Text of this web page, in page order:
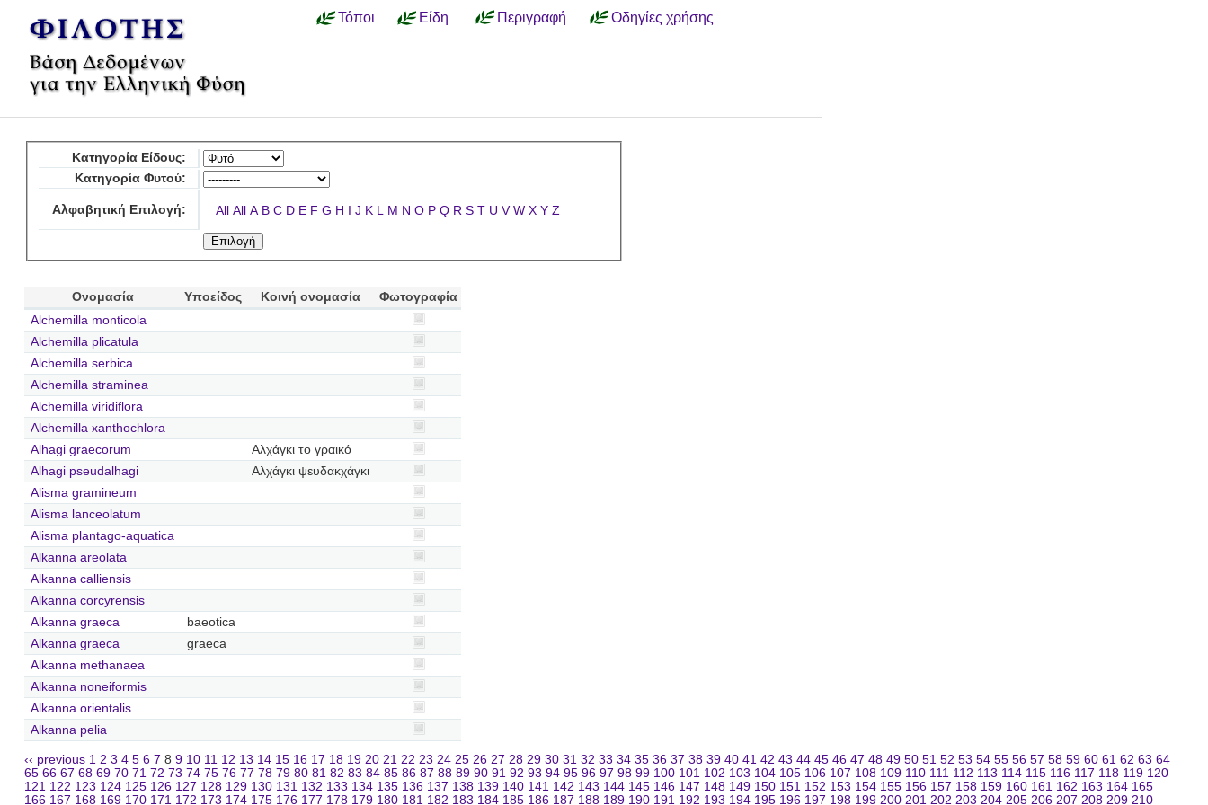
Τόποι Είδη Περιγραφή Οδηγίες χρήσης
Κατηγορία Είδους:
Κατηγορία Φυτού:
Αλφαβητική Επιλογή: All All A B C D E F G H I J K L M N O P Q R S T U V W X Y Z
Ονομασία Υποείδος Κοινή ονομασία
Φωτογραφία
Alchemilla monticola
Alchemilla plicatula
Alchemilla serbica
Alchemilla straminea
Alchemilla viridiflora
Alchemilla xanthochlora
Alhagi graecorum
Αλχάγκι το γραικό
Alhagi pseudalhagi
Αλχάγκι ψευδακχάγκι
Alisma gramineum
Alisma lanceolatum
Alisma plantago-aquatica
Alkanna areolata
Alkanna calliensis
Alkanna corcyrensis
Alkanna graeca
baeotica
Alkanna graeca
graeca
Alkanna methanaea
Alkanna noneiformis
Alkanna orientalis
Alkanna pelia
‹‹ previous 1 2 3 4 5 6 7 8 9 10 11 12 13 14 15 16 17 18 19 20 21 22 23 24 25 26 27 28 29 30 31 32 33 34 35 36 37 38 39 40 41 42 43 44 45 46 47 48 49 50 51 52 53 54 55 56 57 58 59 60 61 62 63 64
65 66 67 68 69 70 71 72 73 74 75 76 77 78 79 80 81 82 83 84 85 86 87 88 89 90 91 92 93 94 95 96 97 98 99 100 101 102 103 104 105 106 107 108 109 110 111 112 113 114 115 116 117 118 119 120
121 122 123 124 125 126 127 128 129 130 131 132 133 134 135 136 137 138 139 140 141 142 143 144 145 146 147 148 149 150 151 152 153 154 155 156 157 158 159 160 161 162 163 164 165
166 167 168 169 170 171 172 173 174 175 176 177 178 179 180 181 182 183 184 185 186 187 188 189 190 191 192 193 194 195 196 197 198 199 200 201 202 203 204 205 206 207 208 209 210